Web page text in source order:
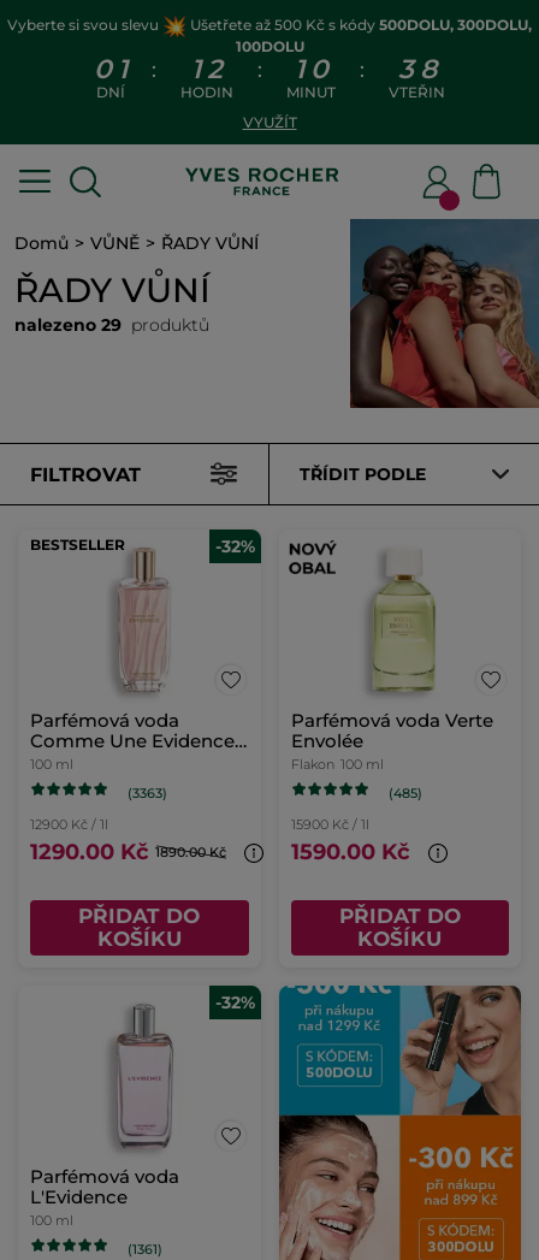
Vyberte si svou slevu Ušetřete až 500 Kč s kódy 500DOLU, 300DOLU,
100DOLU
0 1
DNÍ
: 1 2
HODIN
: 1 0
MINUT
: 3 7
VTEŘIN
VYUŽÍT
Domů VŮNĚ ŘADY VŮNÍ
ŘADY VŮNÍ
nalezeno 29 produktů
FILTROVAT TŘÍDIT PODLE
BESTSELLER -32%
Parfémová voda
Comme Une Evidence
100ml
100 ml
(3363)
12900 Kč / 1l
1290.00 Kč 1890.00 Kč
PŘIDAT DO
KOŠÍKU
Parfémová voda Verte
Envolée
Flakon 100 ml
(485)
15900 Kč / 1l
1590.00 Kč
PŘIDAT DO
KOŠÍKU
-32%
Parfémová voda
L'Evidence
100 ml
(1361)